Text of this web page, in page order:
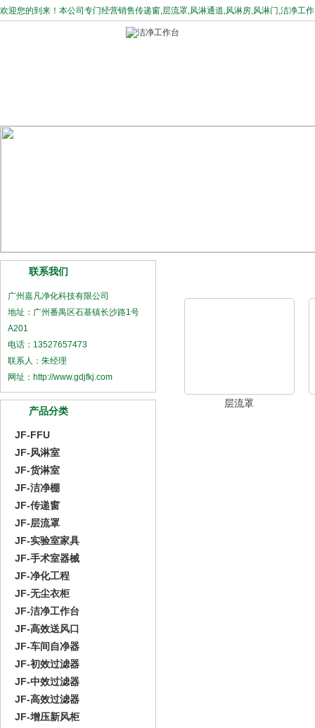
欢迎您的到来！本公司专门经营销售传递窗,层流罩,风淋通道,风淋房,风淋门,洁净工
联系我们
广州嘉凡净化科技有限公司
地址：广州番禺区石基镇长沙路1号
A201
电话：13527657473
联系人：朱经理
网址：http://www.gdjfkj.com
产品分类
JF-FFU
JF-风淋室
JF-货淋室
JF-洁净棚
JF-传递窗
JF-层流罩
JF-实验室家具
JF-手术室器械
JF-净化工程
JF-无尘衣柜
JF-洁净工作台
JF-高效送风口
JF-车间自净器
JF-初效过滤器
JF-中效过滤器
JF-高效过滤器
JF-增压新风柜
层流罩